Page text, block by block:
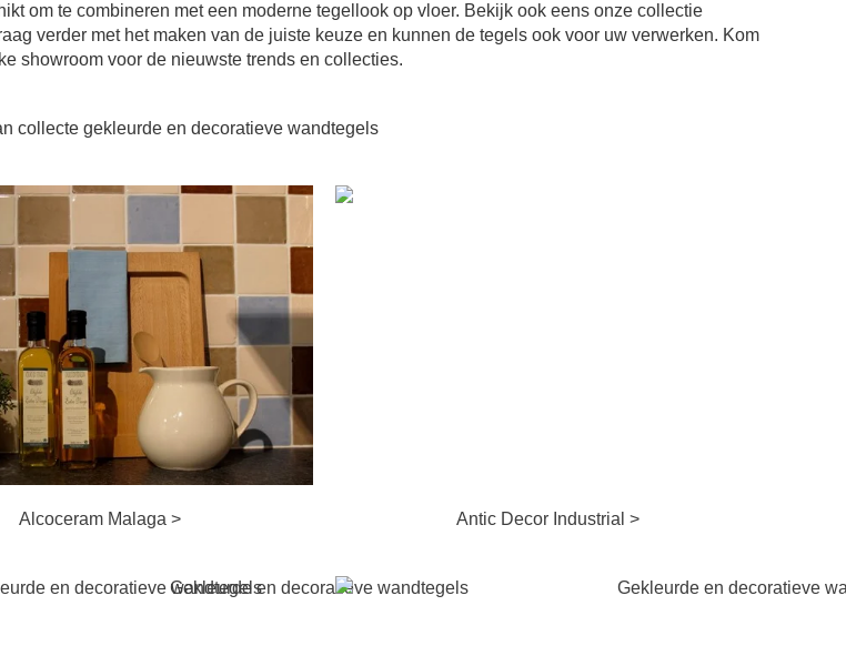
om te combineren met een moderne tegellook op vloer. Bekijk ook eens onze collectie
verder met het maken van de juiste keuze en kunnen de tegels ook voor uw verwerken. Kom
showroom voor de nieuwste trends en collecties.
collecte gekleurde en decoratieve wandtegels
Alcoceram Malaga > Antic Decor Industrial >